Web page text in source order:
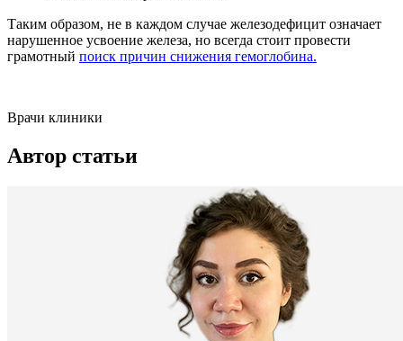
Таким образом, не в каждом случае железодефицит означает
нарушенное усвоение железа, но всегда стоит провести
грамотный поиск причин снижения гемоглобина.
Врачи клиники
Автор статьи